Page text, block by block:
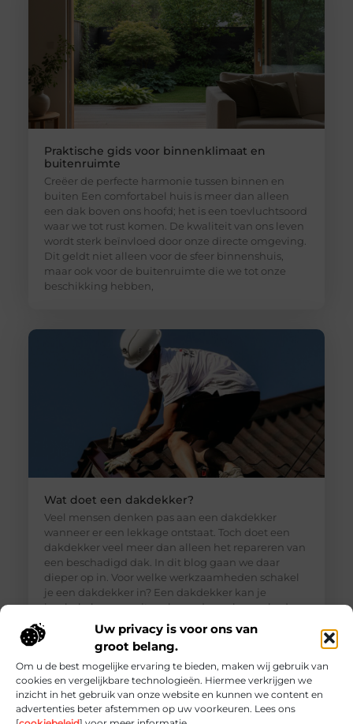
Uw privacy is voor ons van
groot belang.
Om u de best mogelijke ervaring te bieden, maken wij gebruik van
cookies en vergelijkbare technologieën. Hiermee verkrijgen we
inzicht in het gebruik van onze website en kunnen we content en
advertenties beter afstemmen op uw voorkeuren. Lees ons
Praktische gids voor binnenklimaat en
buitenruimte
Creëer de perfecte harmonie tussen binnen en
buiten Een comfortabel huis is meer dan alleen
een dak boven ons hoofd; het is een toevluchtsoord
waar we tot rust komen. De kwaliteit van ons leven
wordt sterk beïnvloed door onze directe omgeving.
Dit geldt niet alleen voor de sfeer binnenshuis,
maar ook voor de buitenruimte die we tot onze
beschikking hebben,
Wat doet een dakdekker?
Veel mensen denken pas aan een dakdekker
wanneer er een lekkage ontstaat. Toch doet een
dakdekker veel meer dan alleen het repareren van
een beschadigd dak. In dit blog gaan we daar
dieper op in. Voor welke werkzaamheden schakel
je een dakdekker in? Een dakdekker kan je
inschakelen voor uiteenlopende werkzaamheden,
zoals: · Het opsporen en repareren